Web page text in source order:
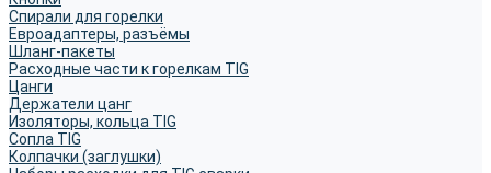
Спирали для горелки
Евроадаптеры, разъёмы
Шланг-пакеты
Расходные части к горелкам TIG
Цанги
Держатели цанг
Изоляторы, кольца TIG
Сопла TIG
Колпачки (заглушки)